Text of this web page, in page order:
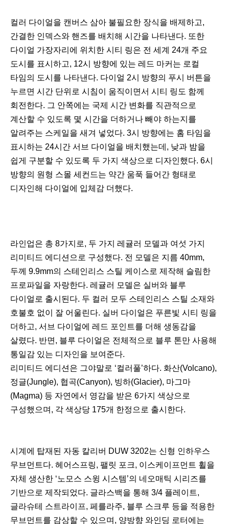
컬러 다이얼을 캔버스 삼아 불필요한 장식을 배제하고,
간결한 인덱스와 핸즈를 배치해 시간을 나타낸다. 또한
다이얼 가장자리에 위치한 시티 링은 전 세계 24개 주요
도시를 표시하고, 12시 방향에 있는 레드 마커는 로컬
타임의 도시를 나타낸다. 다이얼 2시 방향의 푸시 버튼을
누르면 시간 단위로 시침이 움직이면서 시티 링도 함께
회전한다. 그 안쪽에는 국제 시간 변화를 직관적으로
계산할 수 있도록 몇 시간을 더하거나 빼야 하는지를
알려주는 스케일을 새겨 넣었다. 3시 방향에는 홈 타임을
표시하는 24시간 서브 다이얼을 배치했는데, 낮과 밤을
쉽게 구분할 수 있도록 두 가지 색상으로 디자인했다. 6시
방향의 원형 스몰 세컨드는 약간 움푹 들어간 형태로
디자인해 다이얼에 입체감 더했다.
다
음
라인업은 총 8가지로, 두 가지 레귤러 모델과 여섯 가지
리미티드 에디션으로 구성했다. 전 모델은 지름 40mm,
두께 9.9mm의 스테인리스 스틸 케이스로 제작해 슬림한
프로파일을 자랑한다. 레귤러 모델은 실버와 블루
다이얼로 출시된다. 두 컬러 모두 스테인리스 스틸 소재와
호불호 없이 잘 어울린다. 실버 다이얼은 푸른빛 시티 링을
더하고, 서브 다이얼에 레드 포인트를 더해 생동감을
살렸다. 반면, 블루 다이얼은 전체적으로 블루 톤만 사용해
통일감 있는 디자인을 보여준다.
리미티드 에디션은 그야말로 ‘컬러풀’하다. 화산(Volcano),
정글(Jungle), 협곡(Canyon), 빙하(Glacier), 마그마
(Magma) 등 자연에서 영감을 받은 6가지 색상으로
구성했으며, 각 색상당 175개 한정으로 출시한다.
시계에 탑재된 자동 칼리버 DUW 3202는 신형 인하우스
무브먼트다. 헤어스프링, 팰릿 포크, 이스케이프먼트 휠을
자체 생산한 ‘노모스 스윙 시스템’의 네오매틱 시리즈를
기반으로 제작되었다. 글라스백을 통해 3/4 플레이트,
글라슈테 스트라이프, 페를라주, 블루 스크루 등을 적용한
무브먼트를 감상할 수 있으며, 양방향 와인딩 로터에는